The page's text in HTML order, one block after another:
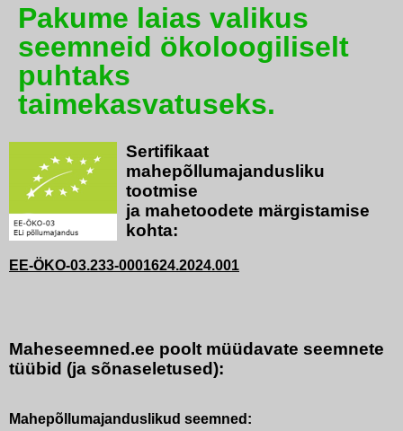
Pakume laias valikus
seemneid ökoloogiliselt
puhtaks
taimekasvatuseks.
Sertifikaat
mahepõllumajandusliku
tootmise
ja mahetoodete märgistamise
kohta:
EE-ÖKO-03.233-0001624.2024.001
Maheseemned.ee poolt müüdavate seemnete
tüübid (ja sõnaseletused):
Mahepõllumajanduslikud seemned: